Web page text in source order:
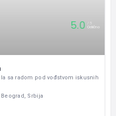
5.0
5
Odlično
sa radom pod vođstvom iskusnih
Srbija